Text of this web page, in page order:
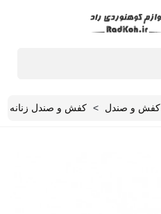
کفش و صندل > کفش و صندل زنانه